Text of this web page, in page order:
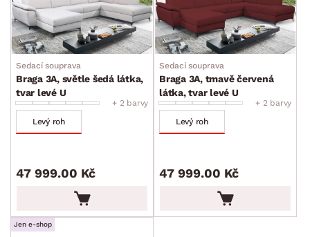
Sedací souprava
Braga 3A, světle šedá látka,
tvar levé U
+ 2 barvy
Levý roh
47 999.00 Kč
Sedací souprava
Braga 3A, tmavě červená
látka, tvar levé U
+ 2 barvy
Levý roh
47 999.00 Kč
Jen e-shop